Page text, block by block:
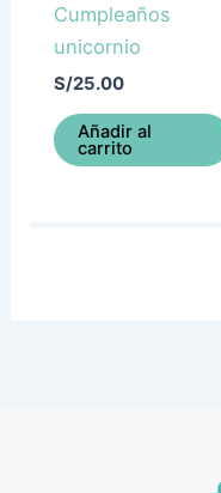
Cumpleaños
unicornio
S/25.00
Añadir al
carrito